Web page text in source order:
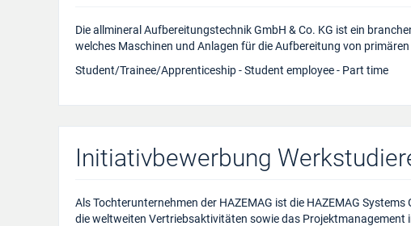
Die allmineral Aufbereitungstechnik GmbH & Co. KG ist ein
welches Maschinen und Anlagen für die Aufbereitung von
Student/Trainee/Apprenticeship - Student employee - Part time
Initiativbewerbung
Als Tochterunternehmen der HAZEMAG ist die HAZEMAG
die weltweiten Vertriebsaktivitäten sowie das Projektmanagement